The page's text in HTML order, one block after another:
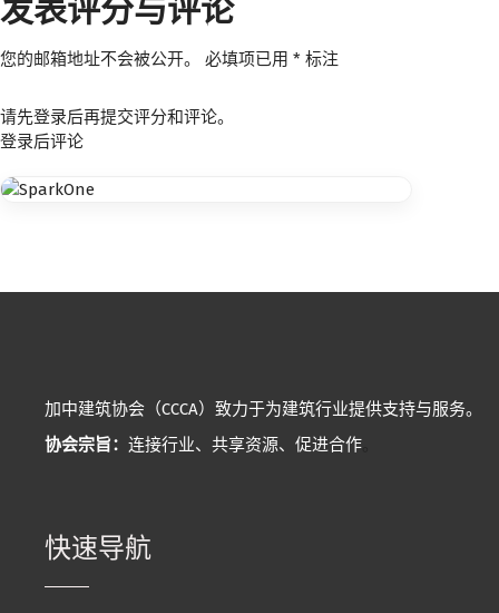
发表评分与评论
您的邮箱地址不会被公开。 必填项已用 * 标注
请先登录后再提交评分和评论。
登录后评论
加中建筑协会（CCCA）致力于为建筑行业提供支持与服务。
协会宗旨： 连接行业、共享资源、促进合作
快速导航